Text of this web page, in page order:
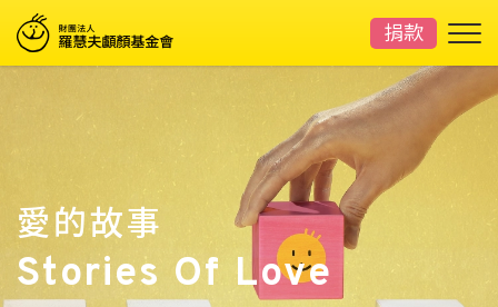
捐款
愛的故事
Stories Of Love